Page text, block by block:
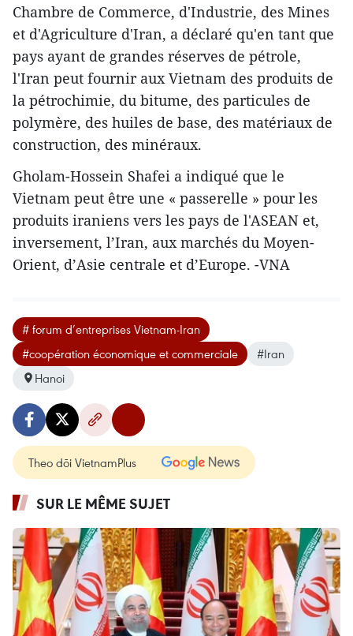
Chambre de Commerce, d'Industrie, des Mines
et d'Agriculture d'Iran, a déclaré qu'en tant qu​e
pays ayant ​de grandes réserves de pétrole,
l'Iran peut fournir aux Vietnam des produits de
la pétrochimie, ​du bitume, des particules de
polymère, des huiles de base, des matériaux de
construction, des minéraux.
Gholam-Hossein Shafei a ​indiqué que le
Vietnam p​eut être une « passerelle » pour les ​
produits iraniens vers les pays de l'ASEAN et, ​
inversement, l’Iran, aux marchés du Moyen-
Orient, d’Asie centrale et d’Europe. -VNA
# forum d’entreprises Vietnam-Iran
#coopération économique et commerciale
#Iran
Hanoi
Theo dõi VietnamPlus
SUR LE MÊME SUJET